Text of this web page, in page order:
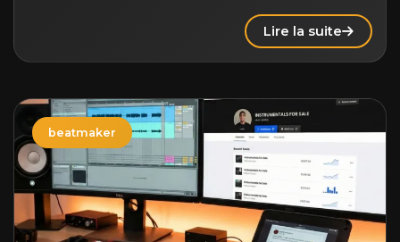
Lire la suite
beatmaker